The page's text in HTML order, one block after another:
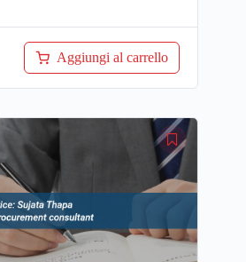
Aggiungi al carrello